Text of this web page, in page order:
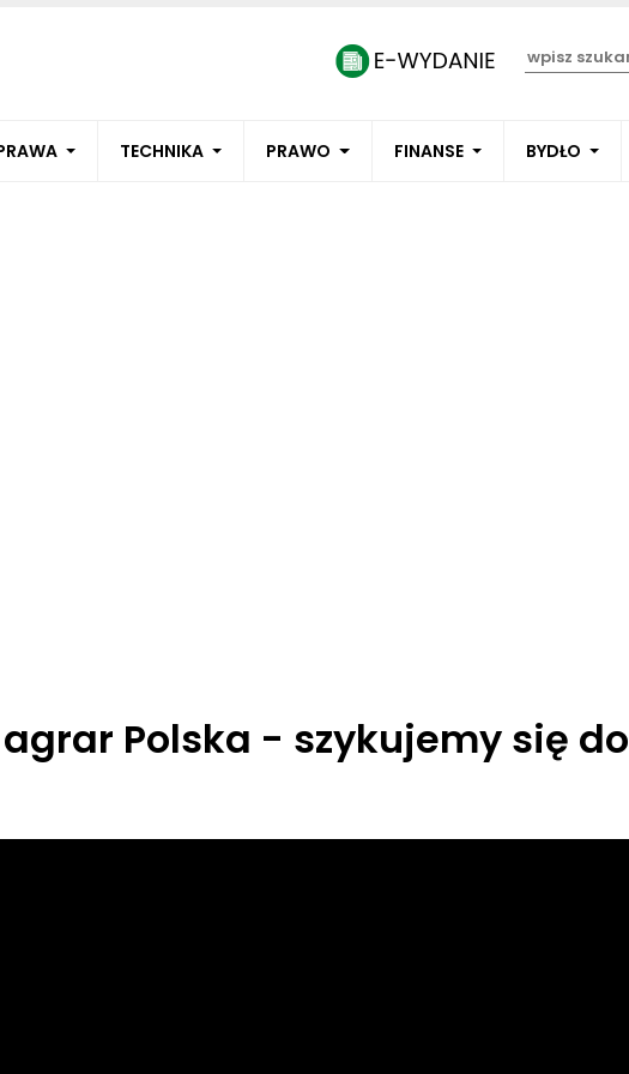
TECHNIKA PRAWO FINANSE BYDŁO
Polska - szykujemy się do